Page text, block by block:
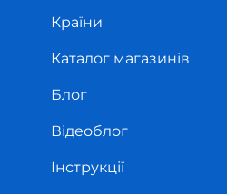
Країни
Каталог магазинів
Блог
Відеоблог
Інструкції